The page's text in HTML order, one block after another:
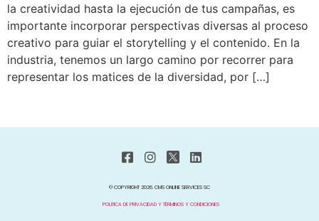
la creatividad hasta la ejecución de tus campañas, es
importante incorporar perspectivas diversas al proceso
creativo para guiar el storytelling y el contenido. En la
industria, tenemos un largo camino por recorrer para
representar los matices de la diversidad, por […]
© COPYRIGHT 2026. CMS ONLINE SERVICES SC
POLITICA DE PRIVACIDAD Y TÉRMINOS Y CONDICIONES